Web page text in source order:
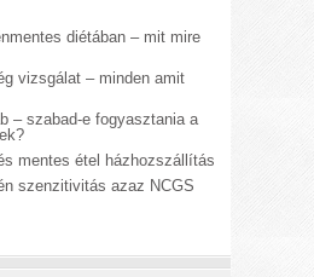
diétában – mit mire
vizsgálat – minden amit
– szabad-e fogyasztania a
mentes étel házhozszállítás
szenzitivitás azaz NCGS